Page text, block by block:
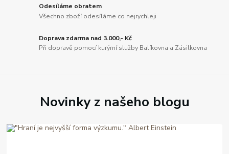
Odesíláme obratem
Všechno zboží odesíláme co nejrychleji
Doprava zdarma nad 3.000,- Kč
Při dopravě pomocí kurýrní služby Balíkovna a Zásilkovna
Novinky z našeho blogu